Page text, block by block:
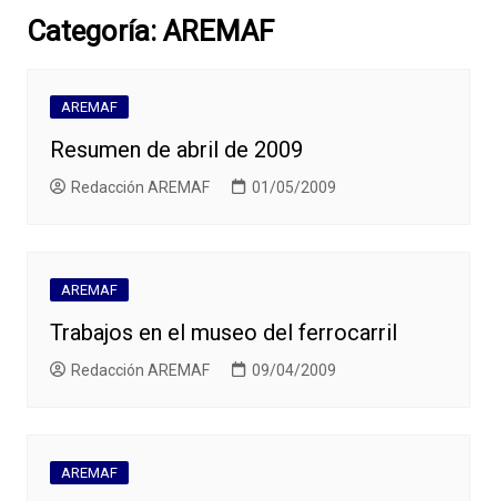
Categoría:AREMAF
AREMAF
Resumen de abril de 2009
Redacción AREMAF 01/05/2009
AREMAF
Trabajos en el museo del ferrocarril
Redacción AREMAF 09/04/2009
AREMAF